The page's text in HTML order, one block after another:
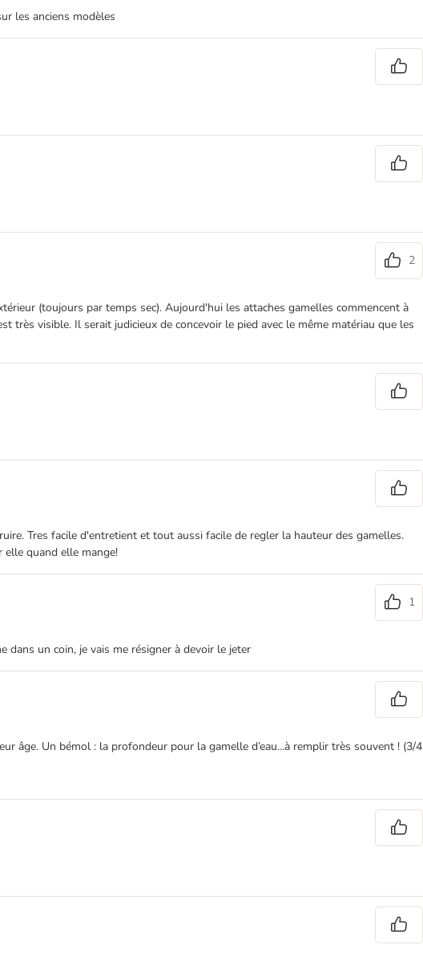
les anciens modèles
2
(toujours par temps sec). Aujourd'hui les attaches gamelles commencent à
visible. Il serait judicieux de concevoir le pied avec le même matériau que les
Tres facile d'entretient et tout aussi facile de regler la hauteur des gamelles.
elle quand elle mange!
1
un coin, je vais me résigner à devoir le jeter
âge. Un bémol : la profondeur pour la gamelle d’eau...à remplir très souvent ! (3/4